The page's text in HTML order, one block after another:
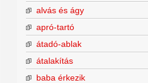
alvás és ágy
apró-tartó
átadó-ablak
átalakítás
baba érkezik